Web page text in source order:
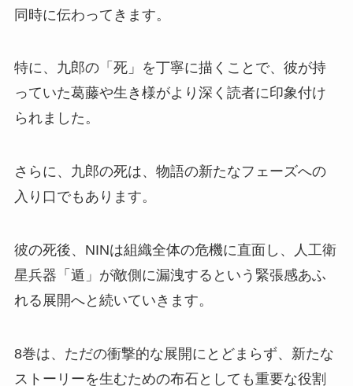
同時に伝わってきます。
特に、九郎の「死」を丁寧に描くことで、彼が持
っていた葛藤や生き様がより深く読者に印象付け
られました。
さらに、九郎の死は、物語の新たなフェーズへの
入り口でもあります。
彼の死後、NINは組織全体の危機に直面し、人工衛
星兵器「遁」が敵側に漏洩するという緊張感あふ
れる展開へと続いていきます。
8巻は、ただの衝撃的な展開にとどまらず、新たな
ストーリーを生むための布石としても重要な役割